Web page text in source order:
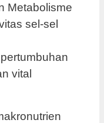
Metabolisme
sel-sel
vital